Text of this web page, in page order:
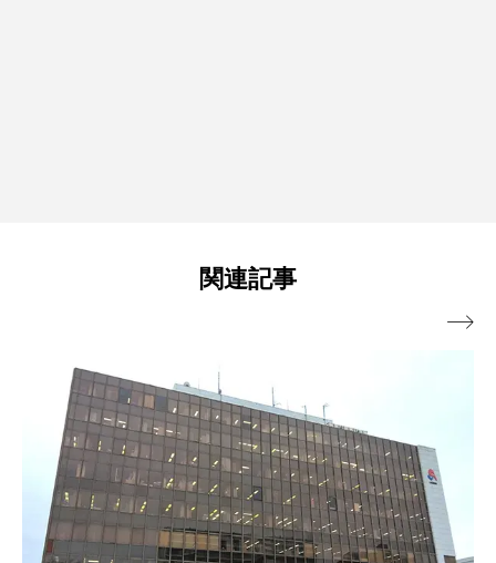
関連記事
